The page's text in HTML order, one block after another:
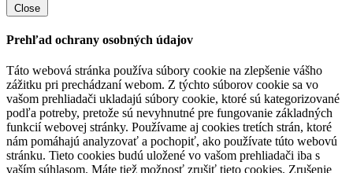
Close
Prehľad ochrany osobných údajov
Táto webová stránka používa súbory cookie na zlepšenie vášho
zážitku pri prechádzaní webom. Z týchto súborov cookie sa vo
vašom prehliadači ukladajú súbory cookie, ktoré sú kategorizované
podľa potreby, pretože sú nevyhnutné pre fungovanie základných
funkcií webovej stránky. Používame aj cookies tretích strán, ktoré
nám pomáhajú analyzovať a pochopiť, ako používate túto webovú
stránku. Tieto cookies budú uložené vo vašom prehliadači iba s
vaším súhlasom. Máte tiež možnosť zrušiť tieto cookies. Zrušenie